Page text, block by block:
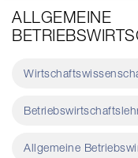
ALLGEMEINE
Allgemeine